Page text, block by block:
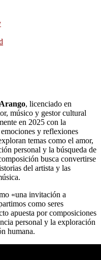
, licenciado en
músico y gestor cultural
en 2025 con la
y reflexiones
temas como el amor,
personal y la búsqueda de
busca convertirse
del artista y las
«una invitación a
como seres
apuesta por composiciones
personal y la exploración
humana.